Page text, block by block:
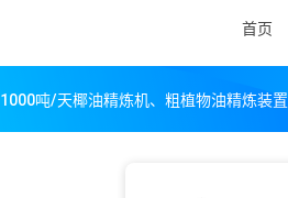
首页
1000吨/天椰油精炼机、粗植物油精炼装置